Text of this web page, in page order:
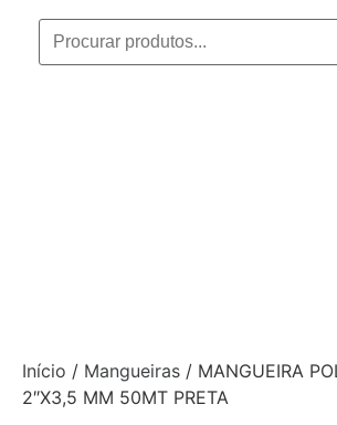
Início / Mangueiras / MANGUEIRA
2″X3,5 MM 50MT PRETA